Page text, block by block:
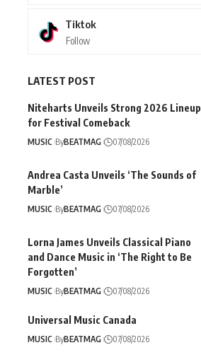
Tiktok
Follow
LATEST POST
Niteharts Unveils Strong 2026 Lineup
for Festival Comeback
MUSIC ByBEATMAG 07/08/2026
Andrea Casta Unveils ‘The Sounds of
Marble’
MUSIC ByBEATMAG 07/08/2026
Lorna James Unveils Classical Piano
and Dance Music in ‘The Right to Be
Forgotten’
MUSIC ByBEATMAG 07/08/2026
Universal Music Canada
MUSIC ByBEATMAG 07/08/2026